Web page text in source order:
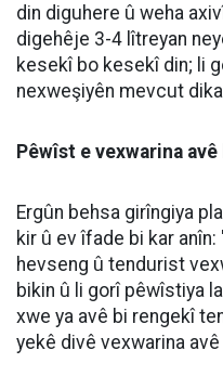
din diguhere û weha
digehêje 3-4 lîtreyan
kesekî bo kesekî din; li
nexweşiyên mevcut
Pêwîst e vexwarina
Ergûn behsa girîngiya
kir û ev îfade bi kar
hevseng û tendurist
bikin û li gorî pêwîstiya
xwe ya avê bi rengekî
yekê divê vexwarina